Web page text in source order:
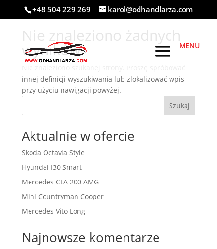
+48 504 229 269 karol@odhandlarza.com
Nie znaleziono żadnych
wyników
innej definicji wyszukiwania lub zlokalizować wpis
przy użyciu nawigacji powyżej.
Szukaj
Aktualnie w ofercie
Skoda Octavia Style
Hyundai I30 Smart
Mercedes CLA 200 AMG
Mini Countryman Cooper
Mercedes Vito Long
Najnowsze komentarze